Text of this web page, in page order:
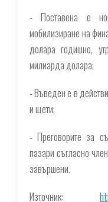
- Поставена е
мобилизиране на
долара годишно,
милиарда долара;
- Въведен е в
и щети;
- Преговорите за
пазари съгласно
завършени.
Източник: